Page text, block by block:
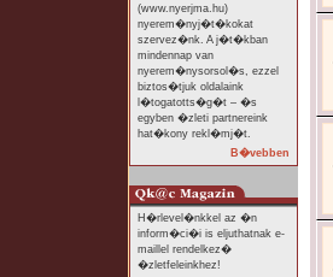
(www.nyerjma.hu)
nyerem�nyj�t�kokat
szervez�nk. A j�t�kban
mindennap van
nyerem�nysorsol�s, ezzel
biztos�tjuk oldalaink
l�togatotts�g�t – �s
egyben �zleti partnereink
hat�kony rekl�mj�t.
B�vebben
H�rlevel�nkkel az �n
inform�ci�i is eljuthatnak e-
maillel rendelkez�
�zletfeleinkhez!